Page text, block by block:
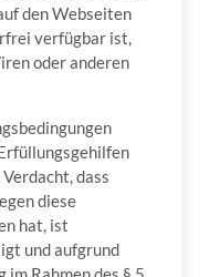
den Webseiten
verfügbar ist,
oder anderen
dass
diese
hat, ist
und aufgrund